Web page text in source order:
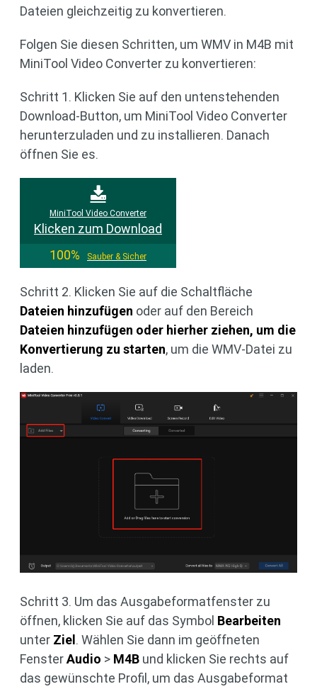
Dateien gleichzeitig zu konvertieren.
Folgen Sie diesen Schritten, um WMV in M4B mit
MiniTool Video Converter zu konvertieren:
Schritt 1. Klicken Sie auf den untenstehenden
Download-Button, um MiniTool Video Converter
herunterzuladen und zu installieren. Danach
öffnen Sie es.
MiniTool Video Converter
Klicken zum Download
100%
Sauber & Sicher
Schritt 2. Klicken Sie auf die Schaltfläche
Dateien hinzufügen oder auf den Bereich
Dateien hinzufügen oder hierher ziehen, um die
Konvertierung zu starten, um die WMV-Datei zu
laden.
Schritt 3. Um das Ausgabeformatfenster zu
öffnen, klicken Sie auf das Symbol Bearbeiten
unter Ziel . Wählen Sie dann im geöffneten
FensterAudio > M4B und klicken Sie rechts auf
das gewünschte Profil, um das Ausgabeformat